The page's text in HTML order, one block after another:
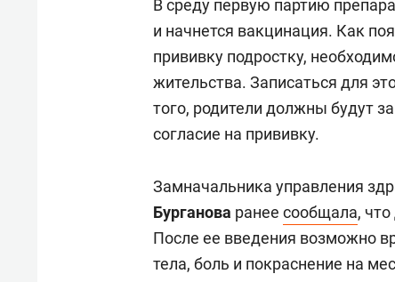
В среду первую партию
и начнется вакцинация. Как
прививку подростку,
жительства. Записаться для
того, родители должны будут
согласие на прививку.
Замначальника управления
Бурганова ранее сообщала,
После ее введения возможно
тела, боль и покраснение на